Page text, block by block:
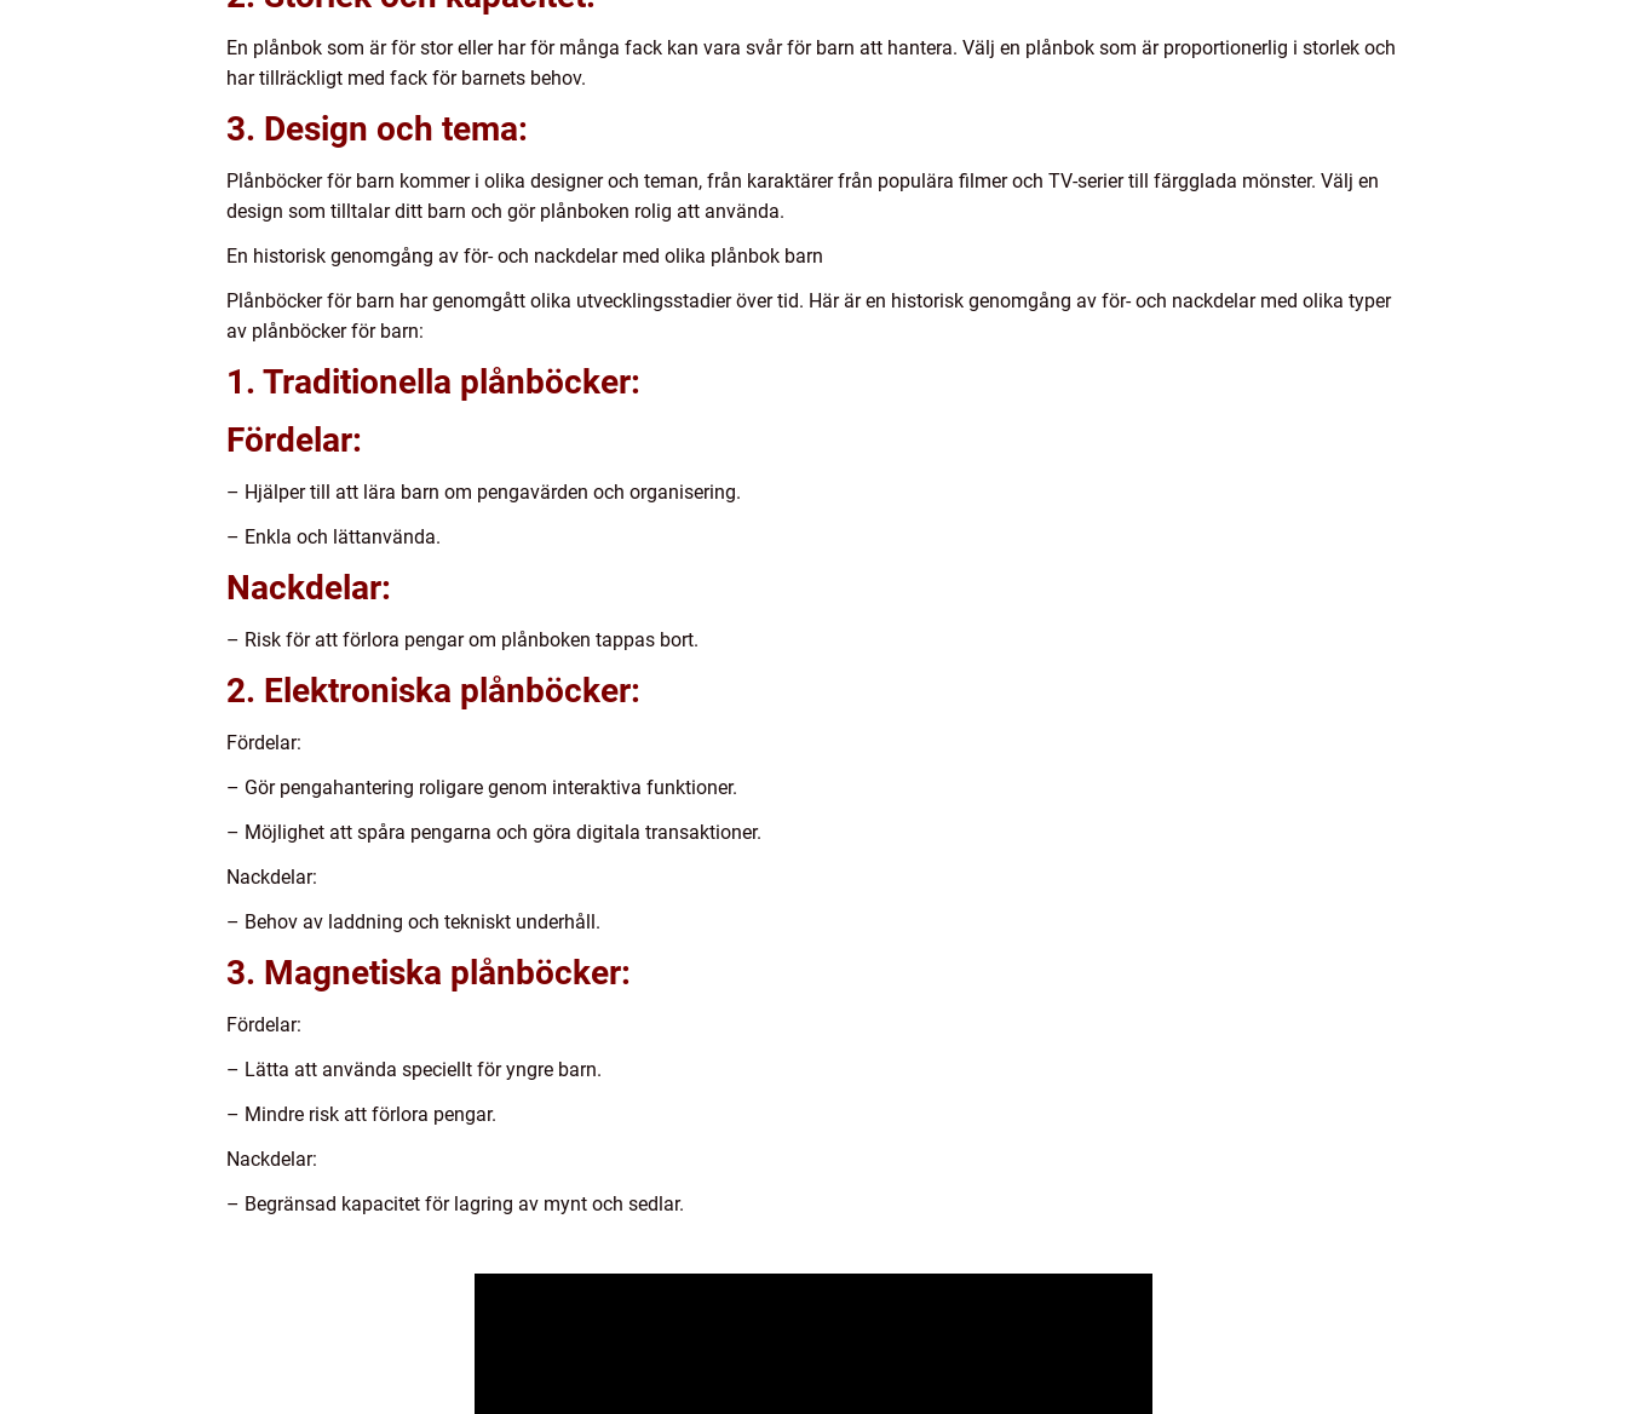
En plånbok som är för stor eller har för många fack kan vara svår för barn att hantera. Välj en plånbok som är proportionerlig i storlek och
har tillräckligt med fack för barnets behov.
3. Design och tema:
Plånböcker för barn kommer i olika designer och teman, från karaktärer från populära filmer och TV-serier till färgglada mönster. Välj en
design som tilltalar ditt barn och gör plånboken rolig att använda.
En historisk genomgång av för- och nackdelar med olika plånbok barn
Plånböcker för barn har genomgått olika utvecklingsstadier över tid. Här är en historisk genomgång av för- och nackdelar med olika typer
av plånböcker för barn:
1. Traditionella plånböcker:
Fördelar:
– Hjälper till att lära barn om pengavärden och organisering.
– Enkla och lättanvända.
Nackdelar:
– Risk för att förlora pengar om plånboken tappas bort.
2. Elektroniska plånböcker:
Fördelar:
– Gör pengahantering roligare genom interaktiva funktioner.
– Möjlighet att spåra pengarna och göra digitala transaktioner.
Nackdelar:
– Behov av laddning och tekniskt underhåll.
3. Magnetiska plånböcker:
Fördelar:
– Lätta att använda speciellt för yngre barn.
– Mindre risk att förlora pengar.
Nackdelar:
– Begränsad kapacitet för lagring av mynt och sedlar.